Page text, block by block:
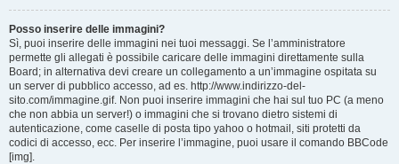
Posso inserire delle immagini?
Sì, puoi inserire delle immagini nei tuoi messaggi. Se l’amministratore
permette gli allegati è possibile caricare delle immagini direttamente sulla
Board; in alternativa devi creare un collegamento a un’immagine ospitata su
un server di pubblico accesso, ad es. http://www.indirizzo-del-
sito.com/immagine.gif. Non puoi inserire immagini che hai sul tuo PC (a meno
che non abbia un server!) o immagini che si trovano dietro sistemi di
autenticazione, come caselle di posta tipo yahoo o hotmail, siti protetti da
codici di accesso, ecc. Per inserire l’immagine, puoi usare il comando BBCode
[img].